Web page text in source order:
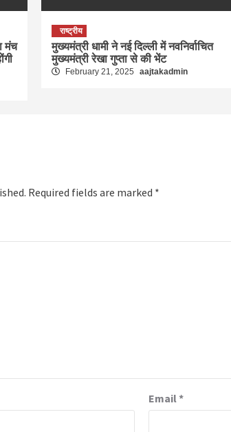
मंच
राष्ट्रीय
मुख्यमंत्री धामी ने नई दिल्ली में नवनिर्वाचित
मुख्यमंत्री रेखा गुप्ता से की भेंट
February 21, 2025 aajtakadmin
Required fields are marked *
Email*